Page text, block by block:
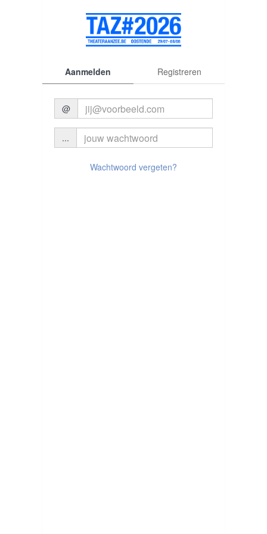
Aanmelden Registreren
@
...
Wachtwoord vergeten?
© 2026 Theater aan Zee